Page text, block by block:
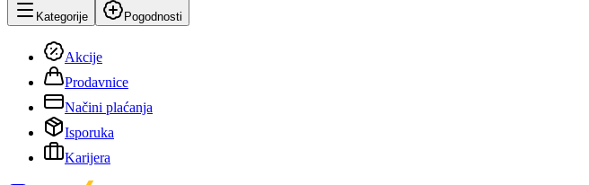
Kategorije Pogodnosti
Akcije
Prodavnice
Načini plaćanja
Isporuka
Karijera